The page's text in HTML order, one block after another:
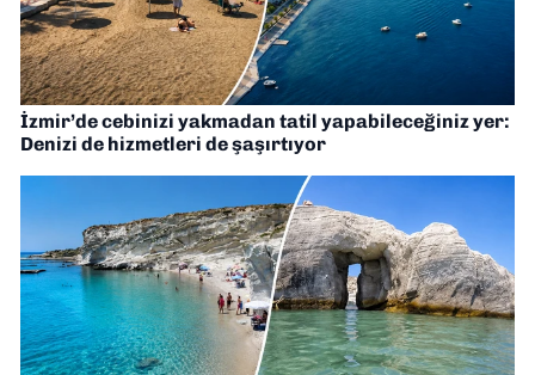
İzmir’de cebinizi yakmadan tatil yapabileceğiniz yer:
Denizi de hizmetleri de şaşırtıyor